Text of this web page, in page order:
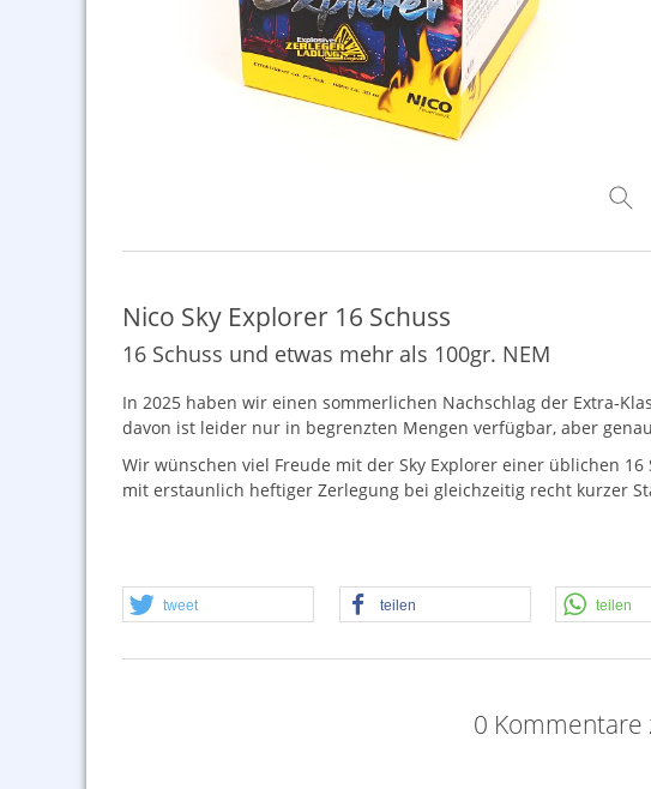
Nico Sky Explorer 16 Schuss
16 Schuss und etwas mehr als 100gr. NEM
In 2025 haben wir einen sommerlichen Nachschlag der Extra-
davon ist leider nur in begrenzten Mengen verfügbar, aber
Wir wünschen viel Freude mit der Sky Explorer einer üblichen
mit erstaunlich heftiger Zerlegung bei gleichzeitig recht kurzer
tweet teilen teilen
0 Kommentare